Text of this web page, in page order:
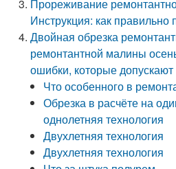
Прореживание
Инструкция: как правильно
Двойная обрезка
ремонтантной малины
ошибки, которые
Что особенного в
Обрезка в расчёте на
однолетняя технология
Двухлетняя технология
Двухлетняя технология